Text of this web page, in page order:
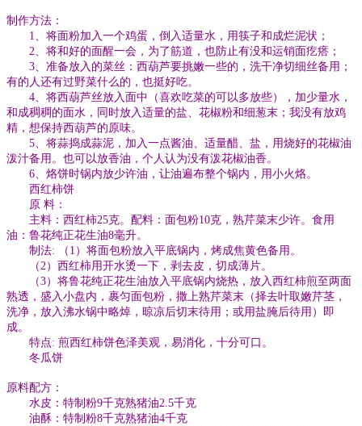
制作方法：
1、将面粉加入一个鸡蛋，倒入适量水，用筷子和成烂泥状；
2、将和好的面醒一会，为了筋道，也防止有没和运销面疙瘩；
3、准备放入的菜丝：西葫芦要挑嫩一些的，洗干净切细丝备用；
有的人还有过野菜什么的，也挺好吃。
4、将西葫芦丝放入面中（喜欢吃菜的可以多放些），加少量水，
和成稠稠的面水，同时放入适量的盐、花椒粉和细葱末；我没有放鸡
精，想保持西葫芦的原味。
5、将蒜捣成蒜泥，加入一点酱油、适量醋、盐，用烧好的花椒油
泼汁备用。也可以放香油，个人认为没有泼花椒油香。
6、烙饼时锅内放少许油，让油遍布整个锅内，用小火烙。
西红柿饼
原 料：
主料：西红柿25克。配料：面包粉10克，熟芹菜末少许。食用
油：鲁花纯正花生油8毫升。
制法: （1）将面包粉放入平底锅内，烤成焦黄色备用。
（2）西红柿用开水烫一下，剥去皮，切成薄片。
（3）将鲁花纯正花生油放入平底锅内烧热，放入西红柿煎至两面
熟透，盛入小盘内，裹匀面包粉，撒上熟芹菜末（择去叶取嫩芹茎，
洗净，放入沸水锅中略焯，晾凉后切末待用；或用盐腌后待用）即
成。
特点: 煎西红柿饼色泽美观，易消化，十分可口。
冬瓜饼
原料配方：
水皮：特制粉9千克熟猪油2.5千克
油酥：特制粉8千克熟猪油4千克